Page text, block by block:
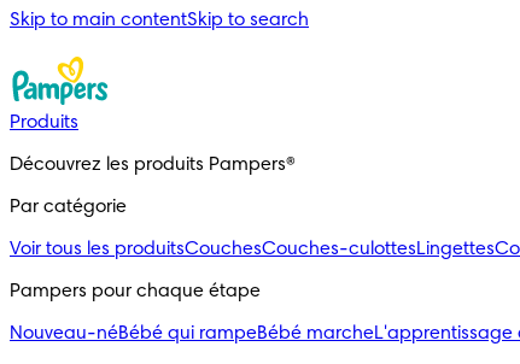
Skip to main contentSkip to search
Produits
Découvrez les produits Pampers®
Par catégorie
Voir tous les produitsCouchesCouches-culottesLingettes
Pampers pour chaque étape
Nouveau-néBébé qui rampeBébé marche